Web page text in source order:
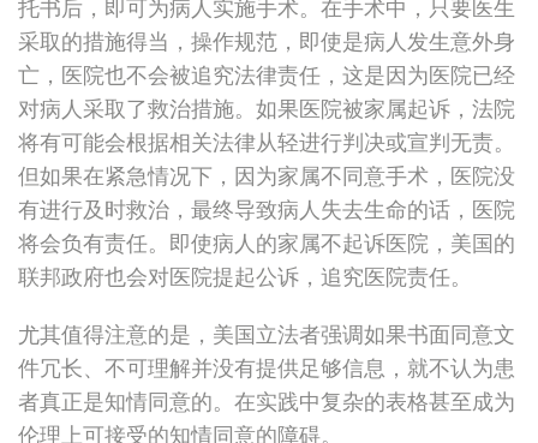
托书后，即可为病人实施手术。在手术中，只要医生
采取的措施得当，操作规范，即使是病人发生意外身
亡，医院也不会被追究法律责任，这是因为医院已经
对病人采取了救治措施。如果医院被家属起诉，法院
将有可能会根据相关法律从轻进行判决或宣判无责。
但如果在紧急情况下，因为家属不同意手术，医院没
有进行及时救治，最终导致病人失去生命的话，医院
将会负有责任。即使病人的家属不起诉医院，美国的
联邦政府也会对医院提起公诉，追究医院责任。
尤其值得注意的是，美国立法者强调如果书面同意文
件冗长、不可理解并没有提供足够信息，就不认为患
者真正是知情同意的。在实践中复杂的表格甚至成为
伦理上可接受的知情同意的障碍。